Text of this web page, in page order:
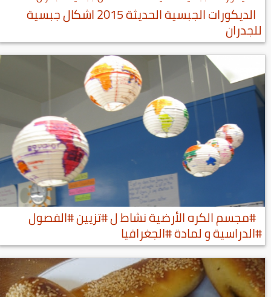
الديكورات الجبسية الحديثة 2015 اشكال جبسية
للجدران
#مجسم الكره الأرضية نشاط ل #تزيين #الفصول
#الدراسية و لمادة #الجغرافيا